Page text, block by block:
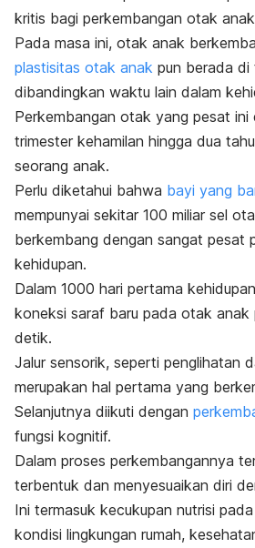
kritis bagi perkembangan otak
Pada masa ini, otak anak
plastisitas otak anak pun berada
dibandingkan waktu lain dalam
Perkembangan otak yang pesat ini
trimester kehamilan hingga dua
seorang anak.
Perlu diketahui bahwa bayi yang
mempunyai sekitar 100 miliar sel
berkembang dengan sangat pesat
kehidupan.
Dalam 1000 hari pertama
koneksi saraf baru pada otak anak
detik.
Jalur sensorik, seperti penglihatan
merupakan hal pertama yang
Selanjutnya diikuti dengan
fungsi kognitif.
Dalam proses perkembangannya
terbentuk dan menyesuaikan diri
Ini termasuk kecukupan nutrisi
kondisi lingkungan rumah,